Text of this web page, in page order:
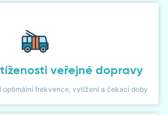
veřejné dopravy
optimální frekvence, vytížení a čekací doby